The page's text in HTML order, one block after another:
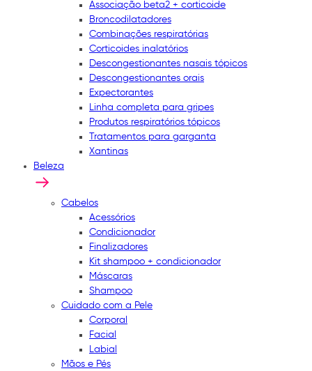
Associação beta2 + corticoide
Broncodilatadores
Combinações respiratórias
Corticoides inalatórios
Descongestionantes nasais tópicos
Descongestionantes orais
Expectorantes
Linha completa para gripes
Produtos respiratórios tópicos
Tratamentos para garganta
Xantinas
Beleza
Cabelos
Acessórios
Condicionador
Finalizadores
Kit shampoo + condicionador
Máscaras
Shampoo
Cuidado com a Pele
Corporal
Facial
Labial
Mãos e Pés